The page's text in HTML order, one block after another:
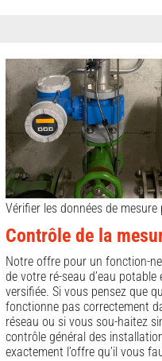
Vérifier les données de
Contrôle de la
Notre offre pour un fonction-
de votre ré-seau d’eau potable
versifiée. Si vous pensez que
fonctionne pas correctement
réseau ou si vous sou-haitez
contrôle général des
exactement l’offre qu’il vous